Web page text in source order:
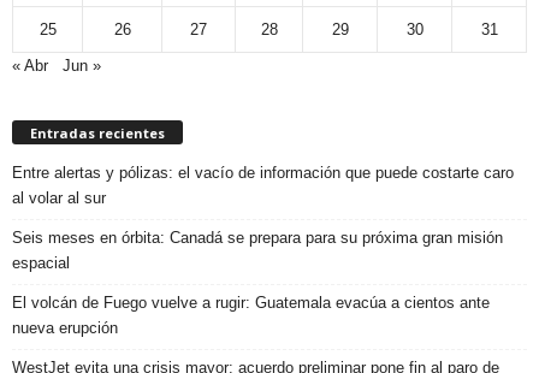
25 26 27 28 29 30
31
« Abr
Jun »
Entradas recientes
Entre alertas y pólizas: el vacío de información que puede costarte caro
al volar al sur
Seis meses en órbita: Canadá se prepara para su próxima gran misión
espacial
El volcán de Fuego vuelve a rugir: Guatemala evacúa a cientos ante
nueva erupción
WestJet evita una crisis mayor: acuerdo preliminar pone fin al paro de